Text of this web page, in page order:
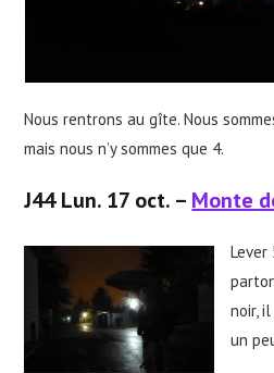
Nous rentrons au gîte. Nous
mais nous n’y sommes que 4.
J44 Lun. 17 oct. – Monte
Lever
noir,
un